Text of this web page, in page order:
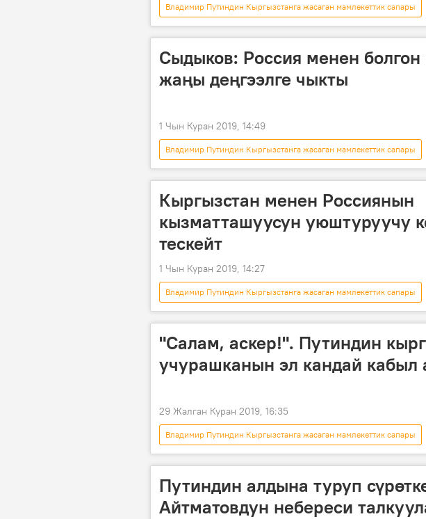
Владимир Путиндин Кыргызстанга жасаган мамлекеттик сапары
Жаңылыктар
Владимир Путин Сооронбай
Сыдыков: Россия менен
жаңы деңгээлге чыкты
1 Чын Куран 2019, 14:49
Владимир Путиндин Кыргызстанга жасаган мамлекеттик сапары
Жаңылыктар
Кыргызстан Владимир Путин
Кыргызстан менен Россиянын
кызматташуусун уюштуруучу
тескейт
1 Чын Куран 2019, 14:27
Владимир Путиндин Кыргызстанга жасаган мамлекеттик сапары
Кыргызстан
Саясат комитет иш-чара
"Салам, аскер!". Путиндин
учурашканын эл кандай кабыл
29 Жалган Куран 2019, 16:35
Владимир Путиндин Кыргызстанга жасаган мамлекеттик сапары
Коом
Дүйнөдө Владимир Путин
Путиндин алдына туруп
Айтматовдун небереси